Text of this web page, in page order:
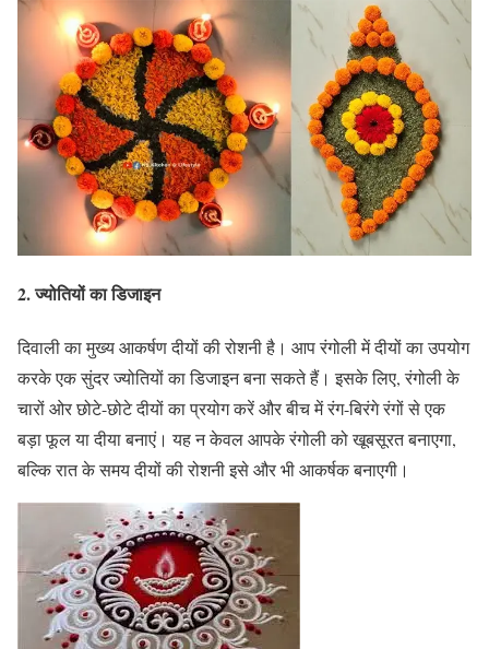
2.ज्योतियों का डिजाइन
दिवाली का मुख्य आकर्षण दीयों की रोशनी है। आप रंगोली में दीयों का उपयोग
करके एक सुंदर ज्योतियों का डिजाइन बना सकते हैं। इसके लिए, रंगोली के
चारों ओर छोटे-छोटे दीयों का प्रयोग करें और बीच में रंग-बिरंगे रंगों से एक
बड़ा फूल या दीया बनाएं। यह न केवल आपके रंगोली को खूबसूरत बनाएगा,
बल्कि रात के समय दीयों की रोशनी इसे और भी आकर्षक बनाएगी।